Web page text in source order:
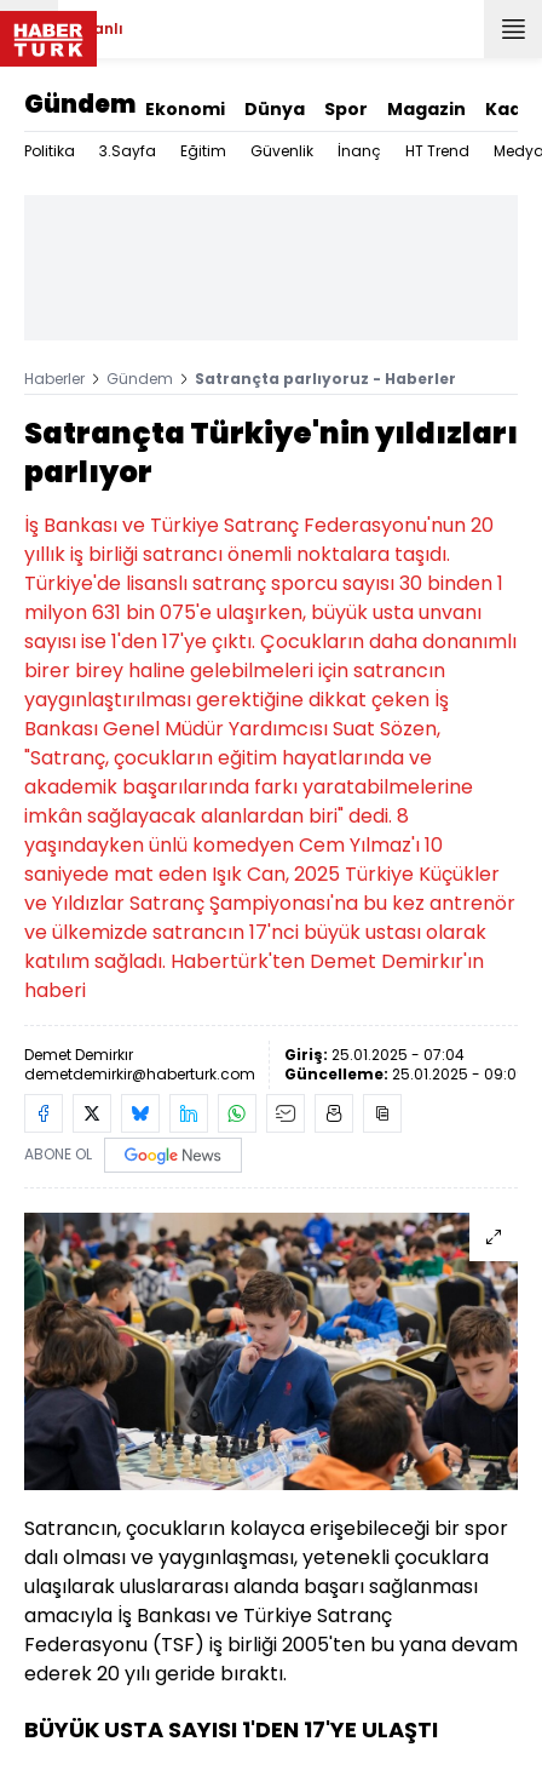
Canlı
Gündem Ekonomi Dünya Spor Magazin Kadın
Politika 3.Sayfa Eğitim Güvenlik İnanç HT Trend
Haberler Gündem Satrançta parlıyoruz - Haberler
Satrançta Türkiye'nin yıldızları
parlıyor
İş Bankası ve Türkiye Satranç Federasyonu'nun 20
yıllık iş birliği satrancı önemli noktalara taşıdı.
Türkiye'de lisanslı satranç sporcu sayısı 30 binden 1
milyon 631 bin 075'e ulaşırken, büyük usta unvanı
sayısı ise 1'den 17'ye çıktı. Çocukların daha donanımlı
birer birey haline gelebilmeleri için satrancın
yaygınlaştırılması gerektiğine dikkat çeken İş
Bankası Genel Müdür Yardımcısı Suat Sözen,
"Satranç, çocukların eğitim hayatlarında ve
akademik başarılarında farkı yaratabilmelerine
imkân sağlayacak alanlardan biri" dedi. 8
yaşındayken ünlü komedyen Cem Yılmaz'ı 10
saniyede mat eden Işık Can, 2025 Türkiye Küçükler
ve Yıldızlar Satranç Şampiyonası'na bu kez antrenör
ve ülkemizde satrancın 17'nci büyük ustası olarak
katılım sağladı. Habertürk'ten Demet Demirkır'ın
haberi
Demet Demirkır
demetdemirkir@haberturk.com
Giriş: 25.01.2025 - 07:04
Güncelleme: 25.01.2025 - 09:09
ABONE OL
Satrancın, çocukların kolayca erişebileceği bir spor
dalı olması ve yaygınlaşması, yetenekli çocuklara
ulaşılarak uluslararası alanda başarı sağlanması
amacıyla İş Bankası ve Türkiye Satranç
Federasyonu (TSF) iş birliği 2005'ten bu yana devam
ederek 20 yılı geride bıraktı.
BÜYÜK USTA SAYISI 1'DEN 17'YE ULAŞTI